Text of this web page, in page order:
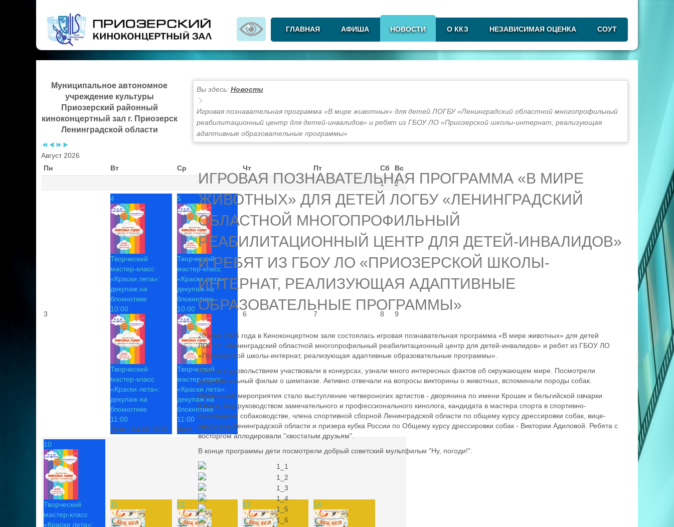
ГЛАВНАЯ АФИША НОВОСТИ О ККЗ НЕЗАВИСИМАЯ ОЦЕНКА СОУТ
Муниципальное автономное
учреждение культуры
Приозерский районный
киноконцертный зал г. Приозерск
Ленинградской области
Август 2026
Пн
Вт Ср Чт Пт Сб
Вс
1
2
3
4
Творческий
мастер-класс
«Краски лета»:
декупаж на
блокнотике
10:00
Творческий
мастер-класс
«Краски лета»:
декупаж на
блокнотике
11:00
Дата : 04.08.2026
5
Творческий
мастер-класс
«Краски лета»:
декупаж на
блокнотике
10:00
Творческий
мастер-класс
«Краски лета»:
декупаж на
блокнотике
11:00
Дата : 05.08.2026
6 7 8 9
10
Творческий
мастер-класс
«Краски лета»:
11 12 13 14
Вы здесь: Новости
Игровая познавательная программа «В мире животных» для детей ЛОГБУ «Ленинградский областной многопрофильный
реабилитационный центр для детей-инвалидов» и ребят из ГБОУ ЛО «Приозерской школы-интернат, реализующая
адаптивные образовательные программы»
ИГРОВАЯ ПОЗНАВАТЕЛЬНАЯ ПРОГРАММА «В МИРЕ
ЖИВОТНЫХ» ДЛЯ ДЕТЕЙ ЛОГБУ «ЛЕНИНГРАДСКИЙ
ОБЛАСТНОЙ МНОГОПРОФИЛЬНЫЙ
РЕАБИЛИТАЦИОННЫЙ ЦЕНТР ДЛЯ ДЕТЕЙ-ИНВАЛИДОВ»
И РЕБЯТ ИЗ ГБОУ ЛО «ПРИОЗЕРСКОЙ ШКОЛЫ-
ИНТЕРНАТ, РЕАЛИЗУЮЩАЯ АДАПТИВНЫЕ
ОБРАЗОВАТЕЛЬНЫЕ ПРОГРАММЫ»
20 мая 2026 года в Киноконцертном зале состоялась игровая познавательная программа «В мире животных» для детей
ЛОГБУ «Ленинградский областной многопрофильный реабилитационный центр для детей-инвалидов» и ребят из ГБОУ ЛО
«Приозерской школы-интернат, реализующая адаптивные образовательные программы».
Ребята с удовольствием участвовали в конкурсах, узнали много интересных фактов об окружающем мире. Посмотрели
документальный фильм о шимпанзе. Активно отвечали на вопросы викторины о животных, вспоминали породы собак.
Изюминкой мероприятия стало выступление четвероногих артистов - дворянина по имени Крошик и бельгийской овчарки
Юкаса, под руководством замечательного и профессионального кинолога, кандидата в мастера спорта в спортивно-
прикладном собаководстве, члена спортивной сборной Ленинградской области по общему курсу дрессировки собак, вице-
чемпиона Ленинградской области и призера кубка России по Общему курсу дрессировки собак - Виктории Адиловой. Ребята с
восторгом аплодировали "хвостатым друзьям".
В конце программы дети посмотрели добрый советский мультфильм "Ну, погоди!".